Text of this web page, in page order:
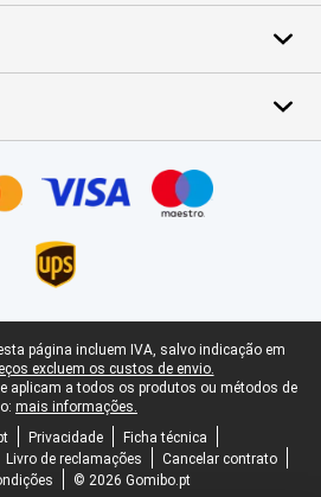
página incluem IVA, salvo indicação em
excluem os custos de envio.
aplicam a todos os produtos ou métodos de
mais informações.
Privacidade
Ficha técnica
Livro de reclamações
Cancelar contrato
© 2026 Gomibo.pt